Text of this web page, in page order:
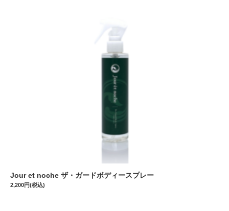
Jour et noche ザ・ガードボディースプレー
2,200円(税込)